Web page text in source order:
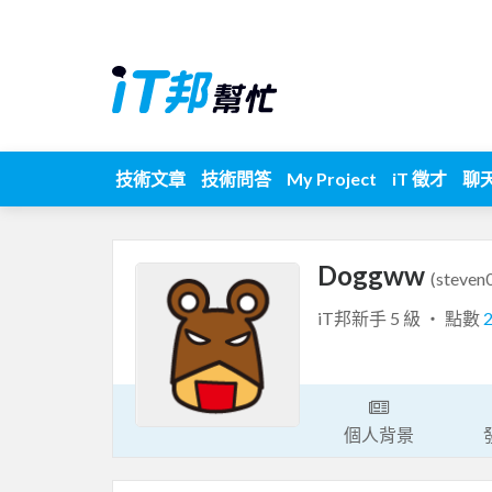
技術文章 技術問答 My Project iT 徵才 聊
Doggww
iT邦新手 5 級 ‧ 點數
個人背景